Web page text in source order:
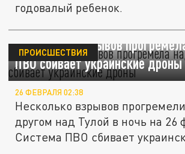
годовалый ребенок.
Shot: серия взрывов
ПВО сбивает украинские дроны
ПРОИСШЕСТВИЯ
26 ФЕВРАЛЯ 02:38
Несколько взрывов
другом над Тулой в ночь на 26
Система ПВО сбивает